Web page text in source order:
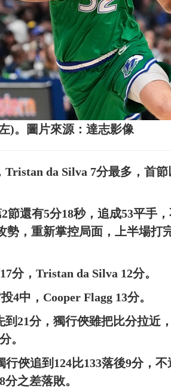
)。圖片來源：達志影像
da Silva 7分最多，首節
還有5分18秒，追成53平手
勢，重新掌控局面，上半場打
分，Tristan da Silva 12分。
4中，Cooper Flagg 13分。
21分，獨行俠雖把比分拉近
。
俠追到124比133落後9分，
之差落敗。